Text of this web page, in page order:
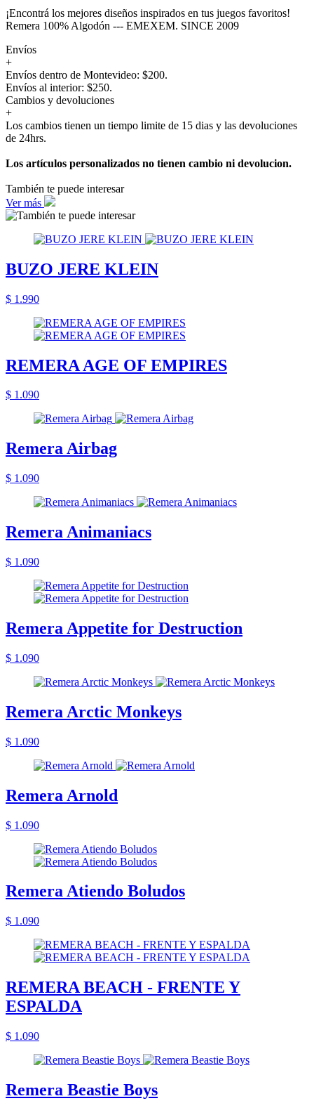
¡Encontrá los mejores diseños inspirados en tus juegos favoritos!
Remera 100% Algodón --- EMEXEM. SINCE 2009
Envíos
+
Envíos dentro de Montevideo: $200.
Envíos al interior: $250.
Cambios y devoluciones
+
Los cambios tienen un tiempo limite de 15 dias y las devoluciones
de 24hrs.
Los artículos personalizados no tienen cambio ni devolucion.
También te puede interesar
Ver más
BUZO JERE KLEIN
$ 1.990
REMERA AGE OF EMPIRES
$ 1.090
Remera Airbag
$ 1.090
Remera Animaniacs
$ 1.090
Remera Appetite for Destruction
$ 1.090
Remera Arctic Monkeys
$ 1.090
Remera Arnold
$ 1.090
Remera Atiendo Boludos
$ 1.090
REMERA BEACH - FRENTE Y
ESPALDA
$ 1.090
Remera Beastie Boys